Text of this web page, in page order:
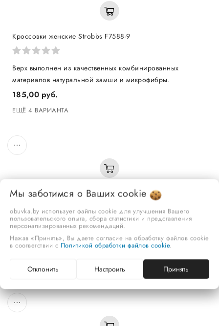
Кроссовки женские Strobbs F7588-9
Верх выполнен из качественных комбинированных
материалов натуральной замши и микрофибры.
185,00 руб.
ЕЩЁ 4 ВАРИАНТА
Кеды женские Strobbs F416-6
Демисезонные кеды в городском стиле для повседневной
носки изготовлены из высококачественных материалов.
ЕЩЁ 4 ВАРИАНТА
Мы заботимся о Ваших cookie
obuvka.by использует файлы cookie для улучшения Вашего
пользовательского опыта, сбора статистики и представления
персонализированных рекомендаций.
Нажав «Принять», Вы даете согласие на обработку файлов cookie
в соответствии с Политикой обработки файлов cookie.
Отклонить Настроить Принять